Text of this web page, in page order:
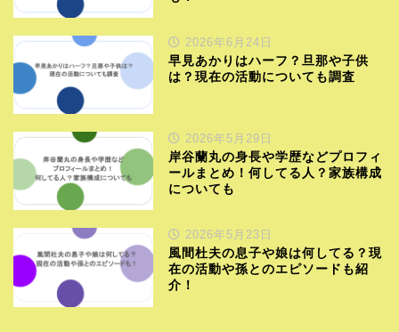
2026年6月24日
早見あかりはハーフ？旦那や子供
は？現在の活動についても調査
2026年5月29日
岸谷蘭丸の身長や学歴などプロフィ
ールまとめ！何してる人？家族構成
についても
2026年5月23日
風間杜夫の息子や娘は何してる？現
在の活動や孫とのエピソードも紹
介！